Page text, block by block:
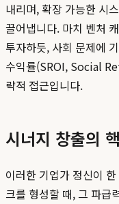
내리며, 확장 가능한 시
끌어냅니다. 마치 벤처
투자하듯, 사회 문제에
수익률(SROI, Social
략적 접근입니다.
시너지 창출의
이러한 기업가 정신이
크를 형성할 때, 그 파급